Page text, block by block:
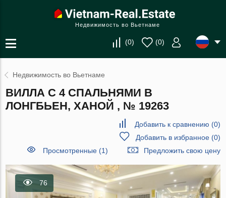
Недвижимость во Вьетнаме
(0) (0)
Недвижимость во Вьетнаме
ВИЛЛА С 4 СПАЛЬНЯМИ В
ЛОНГБЬЕН, ХАНОЙ , № 19263
Добавить к сравнению (0)
Добавить в избранное(0)
Просмотренные (1)
Предложить свою цену
76